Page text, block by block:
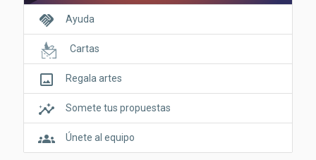
handshake Ayuda
Cartas
crop_original Regala artes
insights Somete tus propuestas
groups Únete al equipo